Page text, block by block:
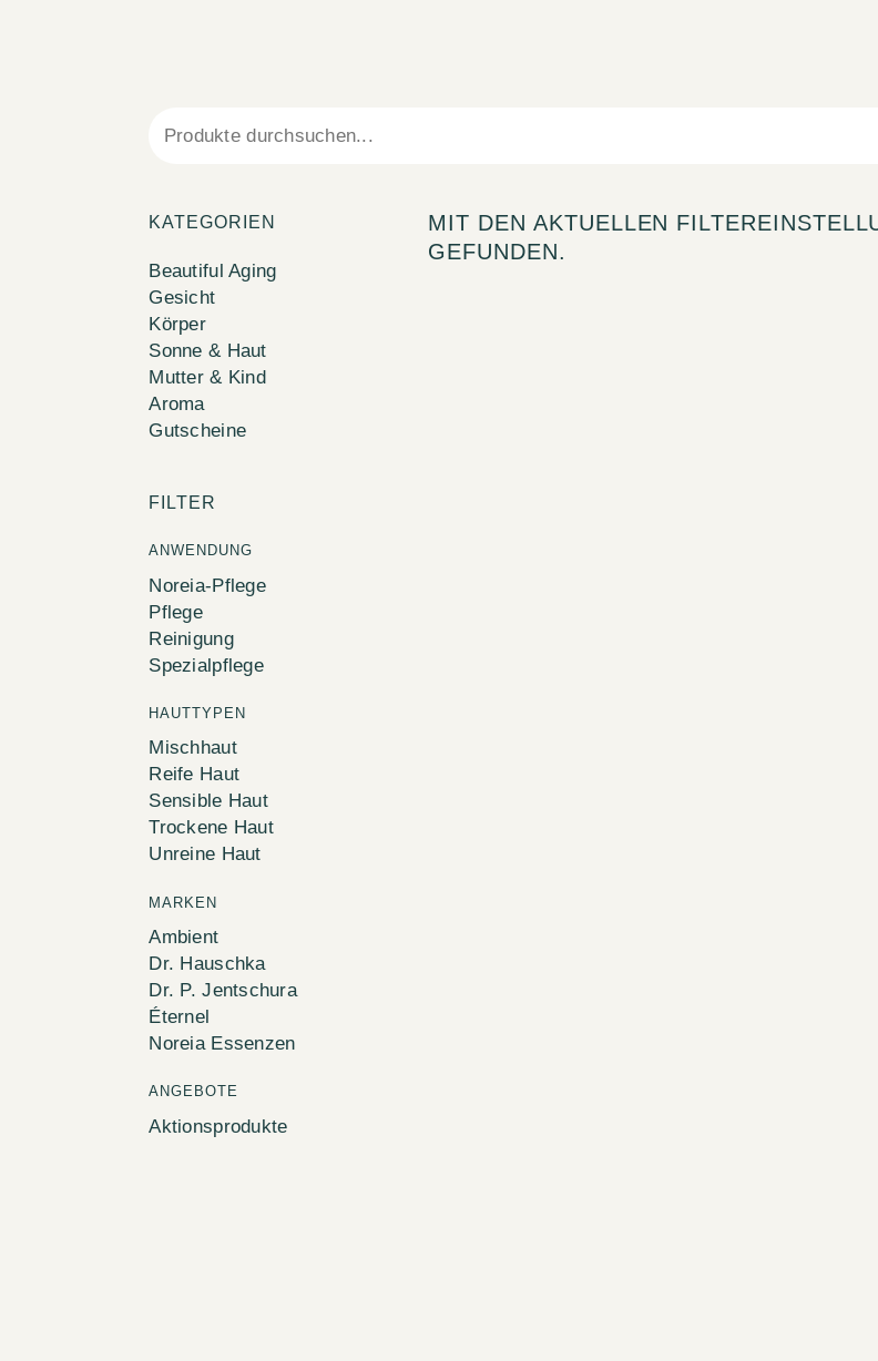
KATEGORIEN
Beautiful Aging
Gesicht
Körper
Sonne & Haut
Mutter & Kind
Aroma
Gutscheine
FILTER
ANWENDUNG
Noreia-Pflege
Pflege
Reinigung
Spezialpflege
HAUTTYPEN
Mischhaut
Reife Haut
Sensible Haut
Trockene Haut
Unreine Haut
MARKEN
Ambient
Dr. Hauschka
Dr. P. Jentschura
Éternel
Noreia Essenzen
ANGEBOTE
Aktionsprodukte
MIT DEN AKTUELLEN
GEFUNDEN.